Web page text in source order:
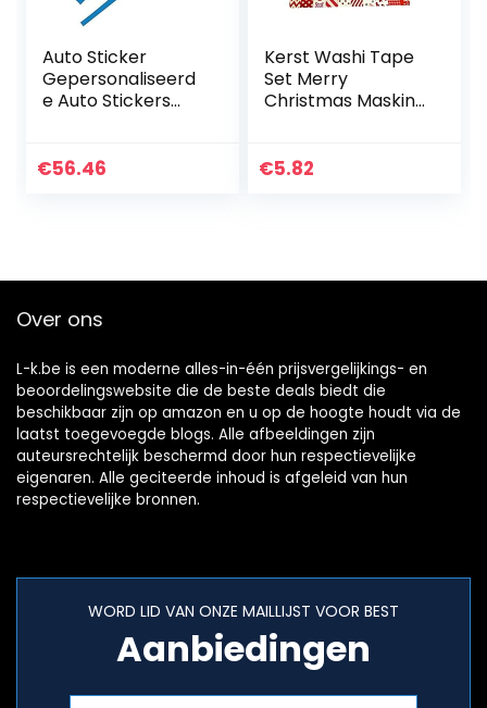
Auto Sticker
Gepersonaliseerd
e Auto Stickers
Styling Stick Auto
€56.46
Kerst Washi Tape
Set Merry
Christmas Masking
Present Wrap
€5.82
Over ons
L-k.be is een moderne alles-in-één prijsvergelijkings- en
beoordelingswebsite die de beste deals biedt die
beschikbaar zijn op amazon en u op de hoogte houdt via de
laatst toegevoegde blogs. Alle afbeeldingen zijn
auteursrechtelijk beschermd door hun respectievelijke
eigenaren. Alle geciteerde inhoud is afgeleid van hun
respectievelijke bronnen.
WORD LID VAN ONZE MAILLIJST VOOR BEST
Aanbiedingen